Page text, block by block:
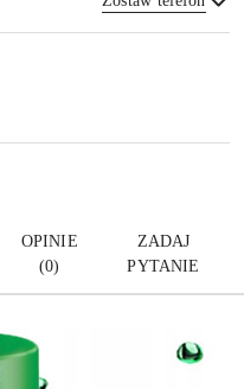
OPINIE
(0)
ZADAJ
PYTANIE